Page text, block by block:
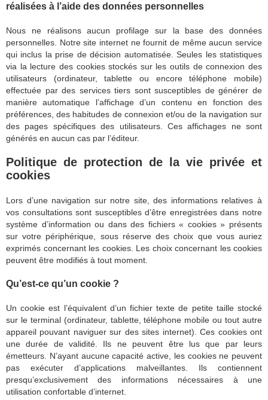
réalisées à l’aide des données personnelles
Nous ne réalisons aucun profilage sur la base des données
personnelles. Notre site internet ne fournit de même aucun service
qui inclus la prise de décision automatisée. Seules les statistiques
via la lecture des cookies stockés sur les outils de connexion des
utilisateurs (ordinateur, tablette ou encore téléphone mobile)
effectuée par des services tiers sont susceptibles de générer de
manière automatique l’affichage d’un contenu en fonction des
préférences, des habitudes de connexion et/ou de la navigation sur
des pages spécifiques des utilisateurs. Ces affichages ne sont
générés en aucun cas par l’éditeur.
Politique de protection de la vie privée et
cookies
Lors d’une navigation sur notre site, des informations relatives à
vos consultations sont susceptibles d’être enregistrées dans notre
système d’information ou dans des fichiers « cookies » présents
sur votre périphérique, sous réserve des choix que vous auriez
exprimés concernant les cookies. Les choix concernant les cookies
peuvent être modifiés à tout moment.
Qu’est-ce qu’un cookie ?
Un cookie est l’équivalent d’un fichier texte de petite taille stocké
sur le terminal (ordinateur, tablette, téléphone mobile ou tout autre
appareil pouvant naviguer sur des sites internet). Ces cookies ont
une durée de validité. Ils ne peuvent être lus que par leurs
émetteurs. N’ayant aucune capacité active, les cookies ne peuvent
pas exécuter d’applications malveillantes. Ils contiennent
presqu’exclusivement des informations nécessaires à une
utilisation confortable d’internet.